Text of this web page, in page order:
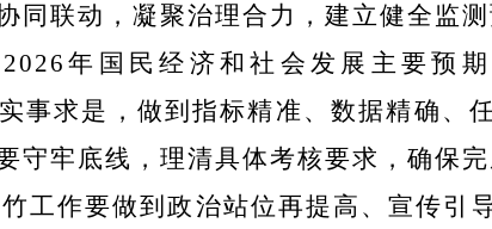
同联动，凝聚治理合力，建立健全监测
年国民经济和社会发展主要预
事求是，做到指标精准、数据精确、
守牢底线，理清具体考核要求，确保完
工作要做到政治站位再提高、宣传引